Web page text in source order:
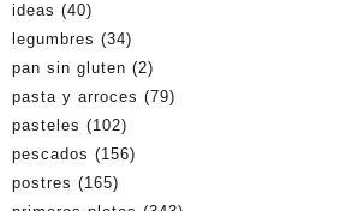
ideas (40)
legumbres (34)
pan sin gluten (2)
pasta y arroces (79)
pasteles (102)
pescados (156)
postres (165)